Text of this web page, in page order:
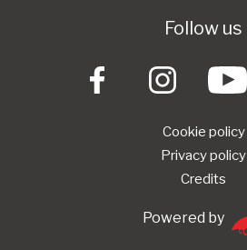
Follow us
Cookie policy
Privacy policy
Credits
Powered by